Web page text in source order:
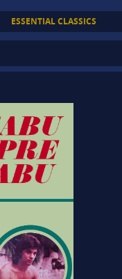
ESSENTIAL CLASSICS